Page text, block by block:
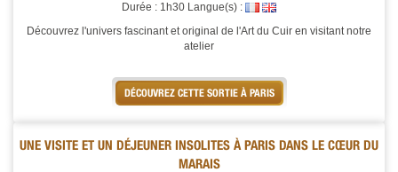
Durée : 1h30 Langue(s) :
Découvrez l'univers fascinant et original de l'Art du Cuir en visitant notre
atelier
DÉCOUVREZ CETTE SORTIE À PARIS
UNE VISITE ET UN DÉJEUNER INSOLITES À PARIS DANS LE CŒUR DU
MARAIS